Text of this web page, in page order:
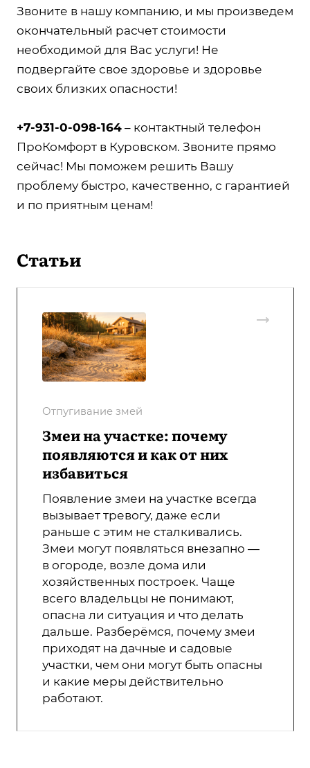
Звоните в нашу компанию, и мы произведем
окончательный расчет стоимости
необходимой для Вас услуги! Не
подвергайте свое здоровье и здоровье
своих близких опасности!
+7-931-0-098-164 – контактный телефон
ПроКомфорт в Куровском. Звоните прямо
сейчас! Мы поможем решить Вашу
проблему быстро, качественно, с гарантией
и по приятным ценам!
Статьи
Отпугивание змей
Змеи на участке: почему
появляются и как от них
избавиться
Появление змеи на участке всегда
вызывает тревогу, даже если
раньше с этим не сталкивались.
Змеи могут появляться внезапно —
в огороде, возле дома или
хозяйственных построек. Чаще
всего владельцы не понимают,
опасна ли ситуация и что делать
дальше. Разберёмся, почему змеи
приходят на дачные и садовые
участки, чем они могут быть опасны
и какие меры действительно
работают.